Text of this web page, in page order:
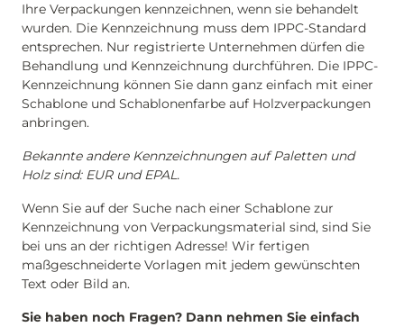
Ihre Verpackungen kennzeichnen, wenn sie behandelt
wurden. Die Kennzeichnung muss dem IPPC-Standard
entsprechen. Nur registrierte Unternehmen dürfen die
Behandlung und Kennzeichnung durchführen. Die IPPC-
Kennzeichnung können Sie dann ganz einfach mit einer
Schablone und Schablonenfarbe auf Holzverpackungen
anbringen.
Bekannte andere Kennzeichnungen auf Paletten und
Holz sind: EUR und EPAL.
Wenn Sie auf der Suche nach einer Schablone zur
Kennzeichnung von Verpackungsmaterial sind, sind Sie
bei uns an der richtigen Adresse! Wir fertigen
maßgeschneiderte Vorlagen mit jedem gewünschten
Text oder Bild an.
Sie haben noch Fragen? Dann nehmen Sie einfach